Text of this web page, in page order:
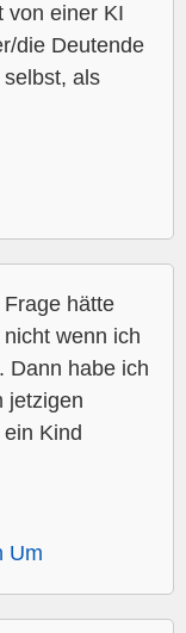
von einer KI
die Deutende
als
hätte
wenn ich
Dann habe ich
jetzigen
Kind
Um